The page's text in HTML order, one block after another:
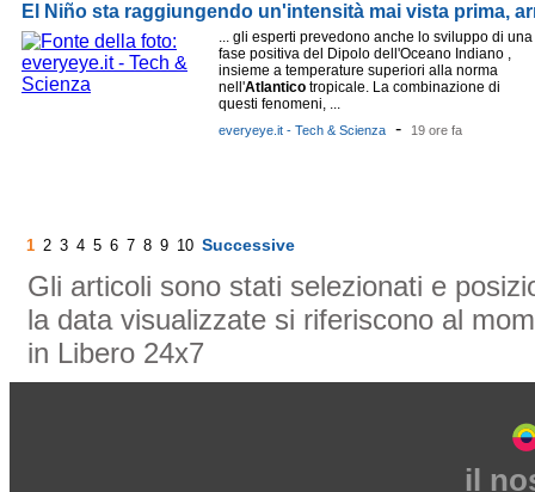
El Niño sta raggiungendo un'intensità mai vista prima,
... gli esperti prevedono anche lo sviluppo di una
fase positiva del Dipolo dell'Oceano Indiano ,
insieme a temperature superiori alla norma
nell'Atlantico tropicale. La combinazione di
questi fenomeni, ...
everyeye.it - Tech & Scienza - 19 ore fa
1 2 3 4 5 6 7 8 9 10 Successive
Gli articoli sono stati selezionati e
la data visualizzate si riferiscono al
in Libero 24x7
il